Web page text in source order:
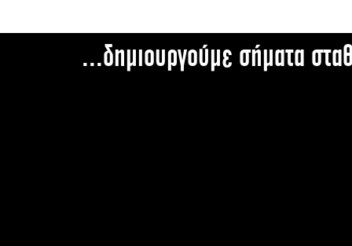
...δημιουργούμε σήματα